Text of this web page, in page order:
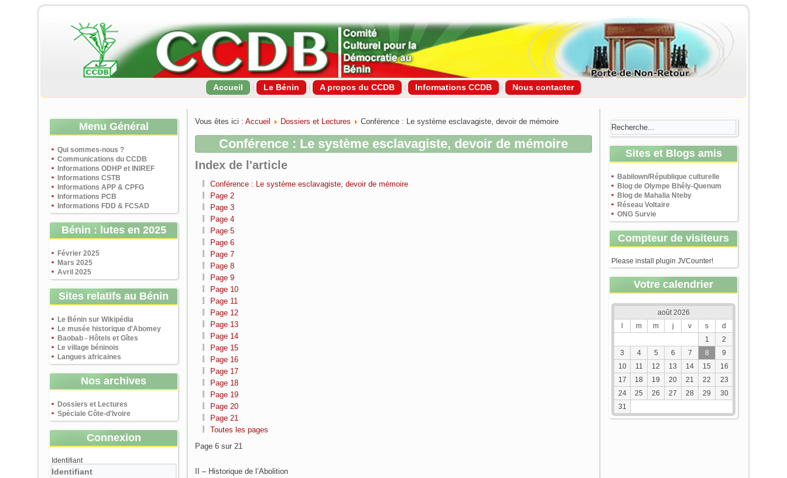
Accueil Le Bénin A propos du CCDB Informations CCDB Nous contacter
Menu Général
Qui sommes-nous ?
Communications du CCDB
Informations ODHP et INIREF
Informations CSTB
Informations APP & CPFG
Informations PCB
Informations FDD & FCSAD
Bénin : lutes en 2025
Février 2025
Mars 2025
Avril 2025
Sites relatifs au Bénin
Le Bénin sur Wikipédia
Le musée historique d'Abomey
Baobab - Hôtels et Gîtes
Le village béninois
Langues africaines
Nos archives
Dossiers et Lectures
Spéciale Côte-d'Ivoire
Connexion
Identifiant
Vous êtes ici : Accueil Dossiers et Lectures Conférence : Le système esclavagiste, devoir de mémoire
Conférence : Le système esclavagiste, devoir de mémoire
Index de l'article
Conférence : Le système esclavagiste, devoir de mémoire
Page 2
Page 3
Page 4
Page 5
Page 6
Page 7
Page 8
Page 9
Page 10
Page 11
Page 12
Page 13
Page 14
Page 15
Page 16
Page 17
Page 18
Page 19
Page 20
Page 21
Toutes les pages
Page 6 sur 21
II – Historique de l’Abolition
Sites et Blogs amis
Babilown/République culturelle
Blog de Olympe Bhêly-Quenum
Blog de Mahalia Nteby
Réseau Voltaire
ONG Survie
Compteur de visiteurs
Please install plugin JVCounter!
Votre calendrier
août 2026
m m j v s
d
1
2
3
4 5 6 7 8
9
10
11 12 13 14 15
16
17
18 19 20 21 22
23
24
25 26 27 28 29
30
31